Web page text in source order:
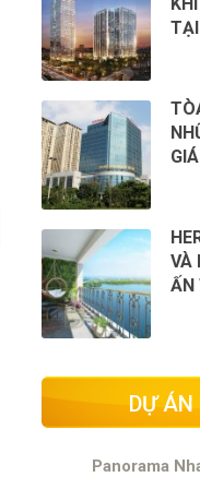
VÀ
ẤN
DỰ ÁN
Panorama